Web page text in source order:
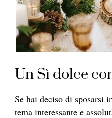
Un Sì dolce
Se hai deciso di sposarsi
tema interessante e